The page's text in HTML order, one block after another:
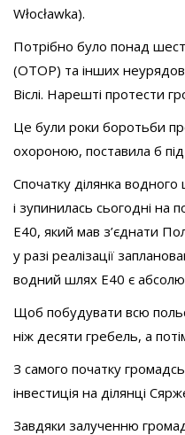
Włocławka).
Потрібно було понад
(ОТОР) та інших
Віслі. Нарешті протести
Це були роки боротьби
охороною, поставила б під
Спочатку ділянка
і зупинилась сьогодні на
E40, який мав з’єднати
у разі реалізації
водний шлях E40 є
Щоб побудувати всю
ніж десяти гребель, а
З самого початку
інвестиція на ділянці
Завдяки залученню